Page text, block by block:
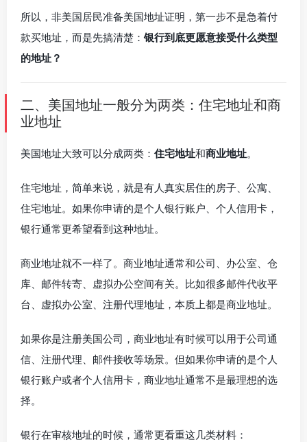
所以，非美国居民准备美国地址证明，第一步不是急着付
款买地址，而是先搞清楚： 银行到底更愿意接受什么类型
的地址？
二、美国地址一般分为两类：住宅地址和商
业地址
美国地址大致可以分成两类： 住宅地址和商业地址。
住宅地址，简单来说，就是有人真实居住的房子、公寓、
住宅地址。如果你申请的是个人银行账户、个人信用卡，
银行通常更希望看到这种地址。
商业地址就不一样了。商业地址通常和公司、办公室、仓
库、邮件转寄、虚拟办公空间有关。比如很多邮件代收平
台、虚拟办公室、注册代理地址，本质上都是商业地址。
如果你是注册美国公司，商业地址有时候可以用于公司通
信、注册代理、邮件接收等场景。但如果你申请的是个人
银行账户或者个人信用卡，商业地址通常不是最理想的选
择。
银行在审核地址的时候，通常更看重这几类材料：